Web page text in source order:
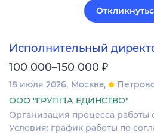
Исполнительный
100 000–150 000 ₽
18 июля 2026 Москва
ООО "ГРУППА ЕДИНСТВО"
Организация процесса
Условия: график работы по